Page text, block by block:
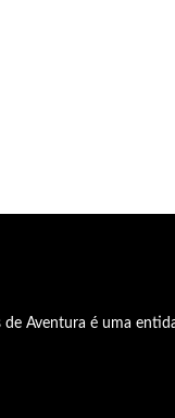
de Aventura é uma